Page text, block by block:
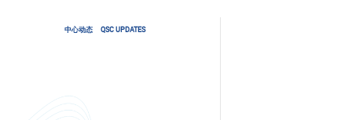
中心动态 QSC UPDATES